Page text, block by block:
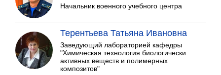
Начальник военного учебного центра
Терентьева Татьяна Ивановна
Заведующий лабораторией кафедры
"Химическая технология биологически
активных веществ и полимерных
композитов"